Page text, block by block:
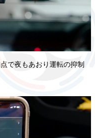
で夜もあおり運転の抑制